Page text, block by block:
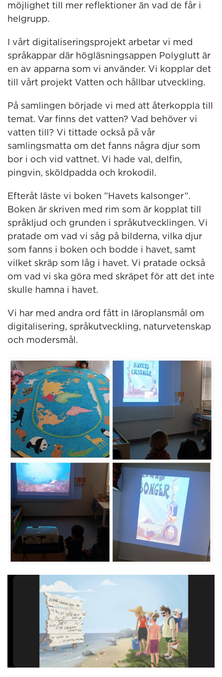
möjlighet till mer reflektioner än vad de får i
helgrupp.
I vårt digitaliseringsprojekt arbetar vi med
språkappar där högläsningsappen Polyglutt är
en av apparna som vi använder. Vi kopplar det
till vårt projekt Vatten och hållbar utveckling.
På samlingen började vi med att återkoppla till
temat. Var finns det vatten? Vad behöver vi
vatten till? Vi tittade också på vår
samlingsmatta om det fanns några djur som
bor i och vid vattnet. Vi hade val, delfin,
pingvin, sköldpadda och krokodil.
Efteråt läste vi boken ”Havets kalsonger”.
Boken är skriven med rim som är kopplat till
språkljud och grunden i språkutvecklingen. Vi
pratade om vad vi såg på bilderna, vilka djur
som fanns i boken och bodde i havet, samt
vilket skräp som låg i havet. Vi pratade också
om vad vi ska göra med skräpet för att det inte
skulle hamna i havet.
Vi har med andra ord fått in läroplansmål om
digitalisering, språkutveckling, naturvetenskap
och modersmål.